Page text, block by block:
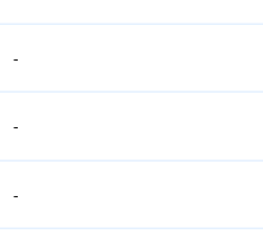
-
-
-